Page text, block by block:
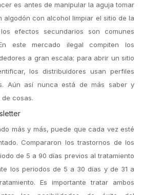
es antes de manipular la aguja tomar
con alcohol limpiar el sitio de la
efectos secundarios son comunes
este mercado ilegal compiten los
a gran escala; para abrir un sitio
los distribuidores usan perfiles
Aún así nunca está de más saber y
cosas.
más y más, puede que cada vez esté
Compararon los trastornos de los
de 5 a 90 días previos al tratamiento
los periodos de 5 a 30 días y de 31 a
Es importante tratar ambos